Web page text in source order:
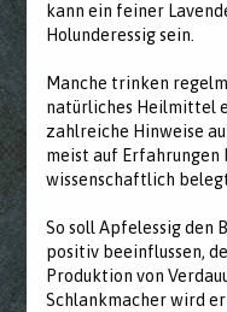
kann ein feiner
Holunderessig sein.
Manche trinken
natürliches Heilmittel
zahlreiche Hinweise
meist auf Erfahrungen
wissenschaftlich
So soll Apfelessig den
positiv beeinflussen,
Produktion von
Schlankmacher wird